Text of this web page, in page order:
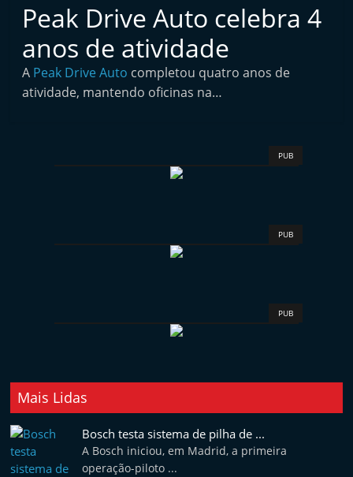
n
a
l
i
o
t
e
Peak Drive Auto celebra 4
anos de atividade
A Peak Drive Auto completou quatro anos de
atividade, mantendo oficinas na…
PUB
PUB
PUB
Mais Lidas
Bosch testa sistema de pilha de ...
A Bosch iniciou, em Madrid, a primeira
operação-piloto ...